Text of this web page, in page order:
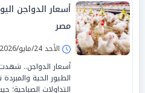
مصر
الأحد 24/مايو/2026 - 09:30 ص
أسعار الدواجن.. شهدت
الطيور الحية
التداولات الصباحية؛